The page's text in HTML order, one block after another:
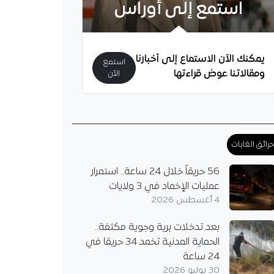
استمع إلى أوراس
يمكنك الآن الاستماع إلى أخبارنا
ومقالاتنا عوض قراءتها
استمع
الآن
الغابات
56 حريقاً خلال 24 ساعة.. استمرار
عمليات الإخماد في 3 ولايات
4 أغسطس 2026
بعد تدخلات برية وجوية مكثفة..
الحماية المدنية تخمد 34 حريقا في
24 ساعة
30 يوليو 2026